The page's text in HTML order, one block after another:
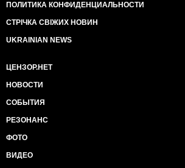
ПОЛИТИКА КОНФИДЕНЦИАЛЬНОСТИ
СТРІЧКА СВІЖИХ НОВИН
UKRAINIAN NEWS
ЦЕНЗОР.НЕТ
НОВОСТИ
СОБЫТИЯ
РЕЗОНАНС
ФОТО
ВИДЕО